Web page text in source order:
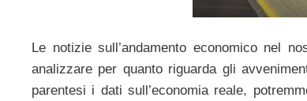
Le notizie sull’andamento economico nel
analizzare per quanto riguarda gli
parentesi i dati sull’economia reale,